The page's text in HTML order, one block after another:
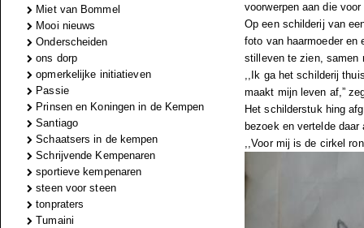
Miet van Bommel
Mooi nieuws
Onderscheiden
ons dorp
opmerkelijke initiatieven
Passie
Prinsen en Koningen in de Kempen
Santiago
Schaatsers in de kempen
Schrijvende Kempenaren
sportieve kempenaren
steen voor steen
tonpraters
Tumaini
voorwerpen aan die
Op een schilderij van
foto van haarmoeder en
stilleven te zien, samen
,,Ik ga het schilderij
maakt mijn leven af,”
Het schilderstuk hing
bezoek en vertelde
,,Voor mij is de cirkel